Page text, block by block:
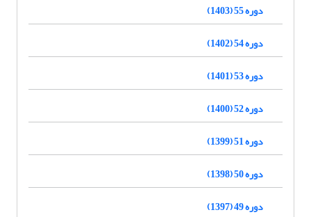
دوره 55 (1403)
دوره 54 (1402)
دوره 53 (1401)
دوره 52 (1400)
دوره 51 (1399)
دوره 50 (1398)
دوره 49 (1397)